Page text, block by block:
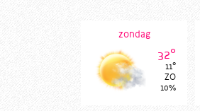
zondag
32°
11°
ZO
10%